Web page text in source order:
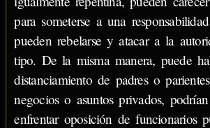
para someterse a una
pueden rebelarse y atacar a la
tipo. De la misma manera, puede
distanciamiento de padres o
negocios o asuntos privados,
enfrentar oposición de funcionarios